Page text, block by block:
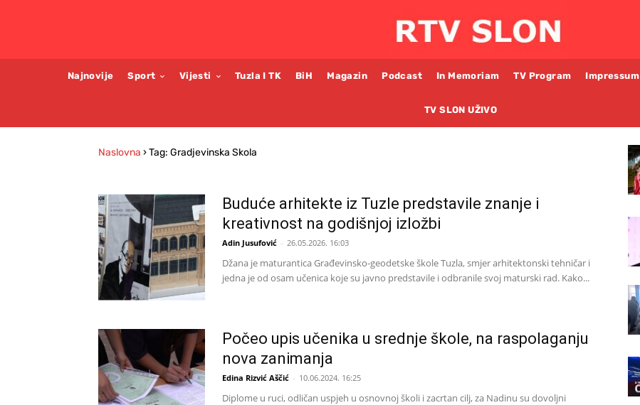
Najnovije Sport Vijesti Tuzla I TK BiH Magazin Podcast In Memoriam TV Program Impressum
TV SLON UŽIVO
Naslovna ›Tag: Gradjevinska Skola
Buduće arhitekte iz Tuzle predstavile znanje i
kreativnost na godišnjoj izložbi
Adin Jusufović - 26.05.2026. 16:03
Džana je maturantica Građevinsko-geodetske škole Tuzla, smjer arhitektonski tehničar i
jedna je od osam učenica koje su javno predstavile i odbranile svoj maturski rad. Kako...
Počeo upis učenika u srednje škole, na raspolaganju
nova zanimanja
Edina Rizvić Aščić - 10.06.2024. 16:25
Diplome u ruci, odličan uspjeh u osnovnoj školi i zacrtan cilj, za Nadinu su dovoljni